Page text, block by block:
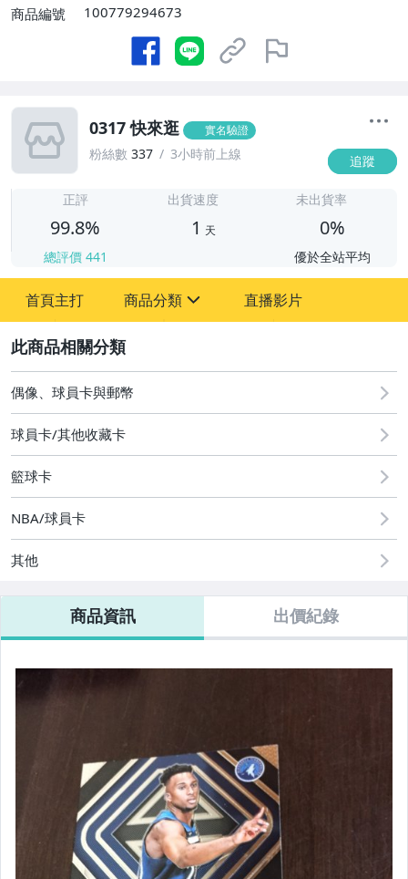
商品編號
100779294673
0317 快來逛 實名驗證
粉絲數 337 3小時前上線 追蹤
正評
99.8%
總評價 441
出貨速度
1 天
未出貨率
0%
優於全站平均
首頁主打 商品分類
偶像、球員卡與郵幣
直播影片
偶像、球員卡與郵幣
球員卡/其他收藏卡
籃球卡
NBA/球員卡
其他
商品資訊 出價紀錄